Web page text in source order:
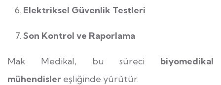
Elektriksel Güvenlik Testleri
Son Kontrol ve Raporlama
Mak Medikal, bu süreci biyomedikal
mühendisler eşliğinde yürütür.